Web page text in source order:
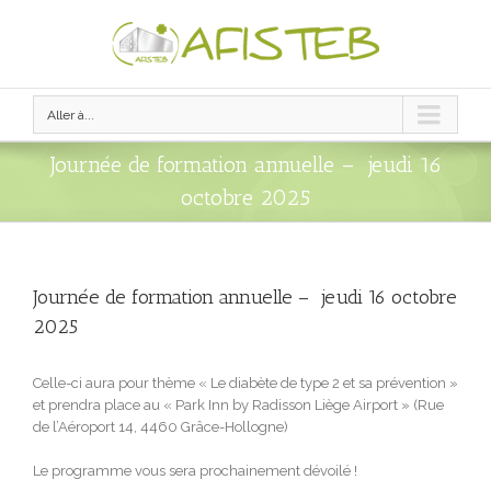
Aller à...
Journée de formation annuelle – jeudi 16
octobre 2025
Journée de formation annuelle – jeudi 16 octobre
2025
Celle-ci aura pour thème « Le diabète de type 2 et sa prévention »
et prendra place au « Park Inn by Radisson Liège Airport » (Rue
de l’Aéroport 14, 4460 Grâce-Hollogne)
Le programme vous sera prochainement dévoilé !